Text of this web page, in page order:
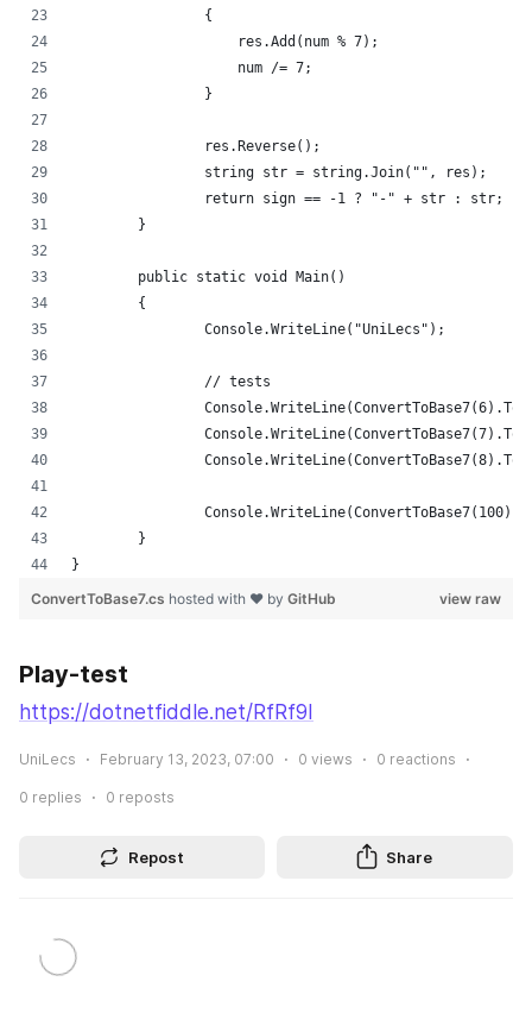
Play-test
https://dotnetfiddle.net/RfRf9I
UniLecs February 13, 2023, 07:00 0 views 0 reactions
0 replies 0 reposts
Repost Share